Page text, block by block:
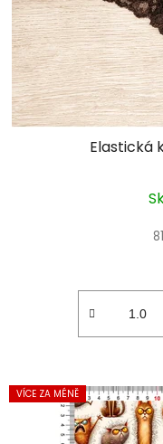
Elastická
VÍCE ZA MÉNĚ